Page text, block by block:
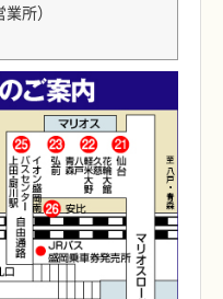
所）